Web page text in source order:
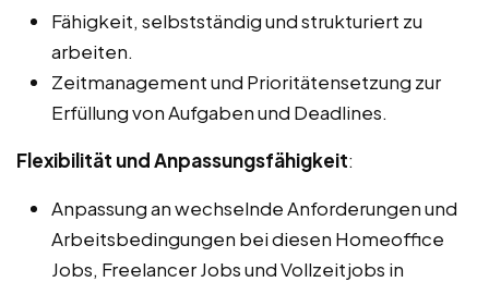
Fähigkeit, selbstständig und strukturiert zu
arbeiten.
Zeitmanagement und Prioritätensetzung zur
Erfüllung von Aufgaben und Deadlines.
Flexibilität und Anpassungsfähigkeit:
Anpassung an wechselnde Anforderungen und
Arbeitsbedingungen bei diesen Homeoffice
Jobs, Freelancer Jobs und Vollzeitjobs in